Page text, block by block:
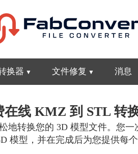
换器 文件修复 消息
在线 KMZ 到 STL 转
地转换您的 3D 模型文件。您
模型，并在完成后为您提供每个